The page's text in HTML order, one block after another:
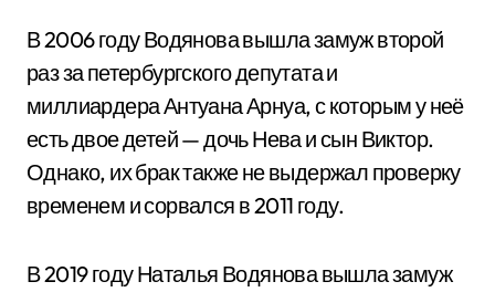
В 2006 году Водянова вышла замуж второй
раз за петербургского депутата и
миллиардера Антуана Арнуа, с которым у неё
есть двое детей — дочь Нева и сын Виктор.
Однако, их брак также не выдержал проверку
временем и сорвался в 2011 году.
В 2019 году Наталья Водянова вышла замуж